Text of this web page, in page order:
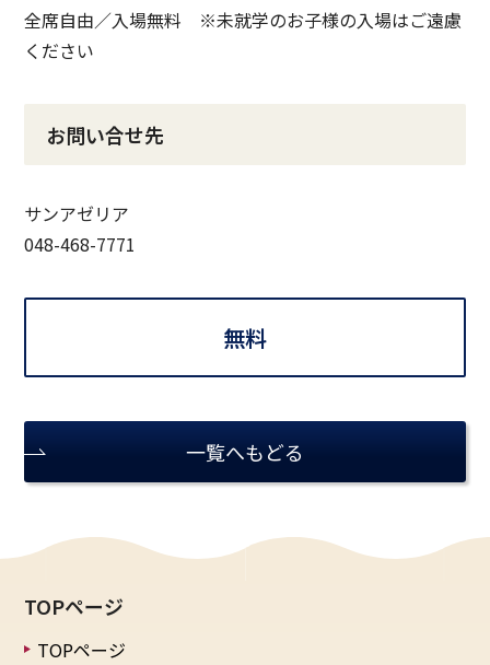
全席自由／入場無料 ※未就学のお子様の入場はご遠慮
ください
お問い合せ先
サンアゼリア
048-468-7771
無料
一覧へもどる
TOPページ
TOPページ